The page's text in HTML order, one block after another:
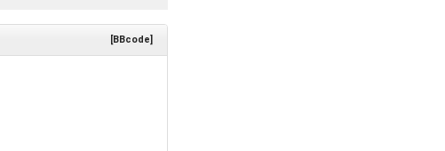
[BBcode]